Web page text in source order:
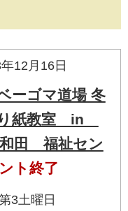
12月16日
ーゴマ道場 冬
り紙教室 in
田 福祉セン
ト終了
3土曜日